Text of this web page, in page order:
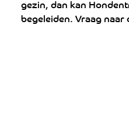
gezin, dan kan
begeleiden. Vraag